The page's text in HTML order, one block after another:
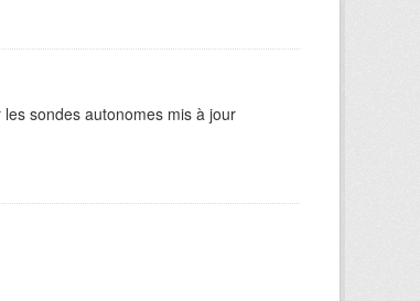
sondes autonomes mis à jour